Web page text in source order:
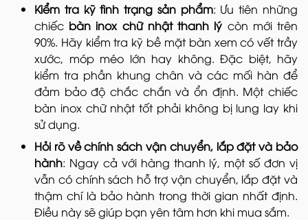
Kiểm tra kỹ tình trạng sản phẩm: Ưu tiên những
chiếc bàn inox chữ nhật thanh lý còn mới trên
90%. Hãy kiểm tra kỹ bề mặt bàn xem có vết trầy
xước, móp méo lớn hay không. Đặc biệt, hãy
kiểm tra phần khung chân và các mối hàn để
đảm bảo độ chắc chắn và ổn định. Một chiếc
bàn inox chữ nhật tốt phải không bị lung lay khi
sử dụng.
Hỏi rõ về chính sách vận chuyển, lắp đặt và bảo
hành: Ngay cả với hàng thanh lý, một số đơn vị
vẫn có chính sách hỗ trợ vận chuyển, lắp đặt và
thậm chí là bảo hành trong thời gian nhất định.
Điều này sẽ giúp bạn yên tâm hơn khi mua sắm.